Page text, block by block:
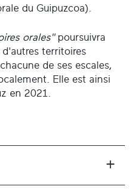
du Guipuzcoa).
orales"poursuivra
territoires
de ses escales,
Elle est ainsi
en 2021.